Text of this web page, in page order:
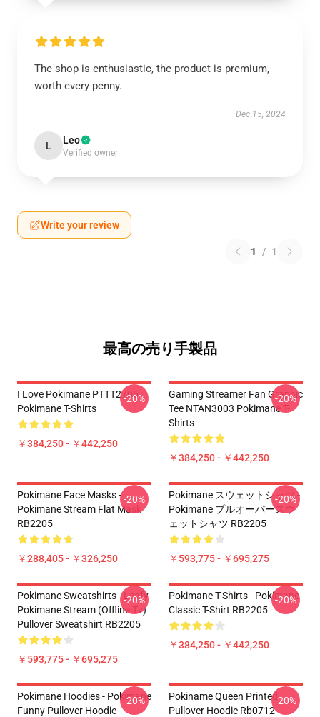
The shop is enthusiastic, the product is premium,
worth every penny.
Dec 15, 2024
L Leo
Verified owner
Write your review
1 / 1
最高の売り手製品
I Love Pokimane PTTT2705
Pokimane T-Shirts
￥384,250 - ￥442,250
-20%
Gaming Streamer Fan Graphic
Tee NTAN3003 Pokimane T-
Shirts
￥384,250 - ￥442,250
-20%
Pokimane Face Masks -
Pokimane Stream Flat Mask
RB2205
￥288,405 - ￥326,250
-20%
Pokimane スウェットシャツ -
Pokimane プルオーバースウ
ェットシャツ RB2205
￥593,775 - ￥695,275
-20%
Pokimane Sweatshirts - Leafy
Pokimane Stream (Offline Tv)
Pullover Sweatshirt RB2205
￥593,775 - ￥695,275
-20%
Pokimane T-Shirts - Pokimane
Classic T-Shirt RB2205
￥384,250 - ￥442,250
-20%
Pokimane Hoodies - Pokimane
Funny Pullover Hoodie
-20%
Pokiname Queen Printed
Pullover Hoodie Rb0712
-20%